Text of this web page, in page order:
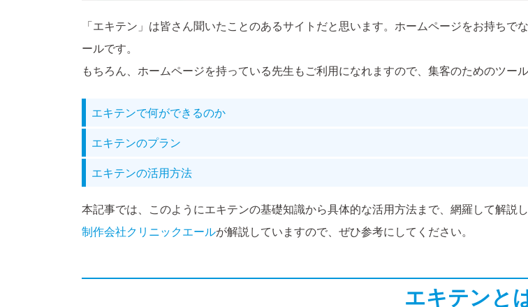
「エキテン」は皆さん聞いたことのあるサイトだと思います。ホームページをお持ち
ールです。
もちろん、ホームページを持っている先生もご利用になれますので、集客のためのツー
エキテンで何ができるのか
エキテンのプラン
エキテンの活用方法
本記事では、このようにエキテンの基礎知識から具体的な活用方法まで、網羅して解説
制作会社クリニックエールが解説していますので、ぜひ参考にしてください。
エキテンと